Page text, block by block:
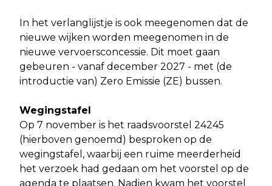
In het verlanglijstje is ook meegenomen dat de
nieuwe wijken worden meegenomen in de
nieuwe vervoersconcessie. Dit moet gaan
gebeuren - vanaf december 2027 - met (de
introductie van) Zero Emissie (ZE) bussen.
Wegingstafel
Op 7 november is het raadsvoorstel 24245
(hierboven genoemd) besproken op de
wegingstafel, waarbij een ruime meerderheid
het verzoek had gedaan om het voorstel op de
agenda te plaatsen. Nadien kwam het voorstel